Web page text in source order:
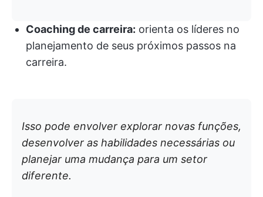
Coaching de carreira: orienta os líderes no
planejamento de seus próximos passos na
carreira.
Isso pode envolver explorar novas funções,
desenvolver as habilidades necessárias ou
planejar uma mudança para um setor
diferente.